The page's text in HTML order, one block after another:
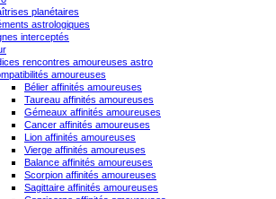
planétaires
astrologiques
interceptés
rencontres amoureuses astro
amoureuses
Bélier affinités amoureuses
Taureau affinités amoureuses
Gémeaux affinités amoureuses
Cancer affinités amoureuses
Lion affinités amoureuses
Vierge affinités amoureuses
Balance affinités amoureuses
Scorpion affinités amoureuses
Sagittaire affinités amoureuses